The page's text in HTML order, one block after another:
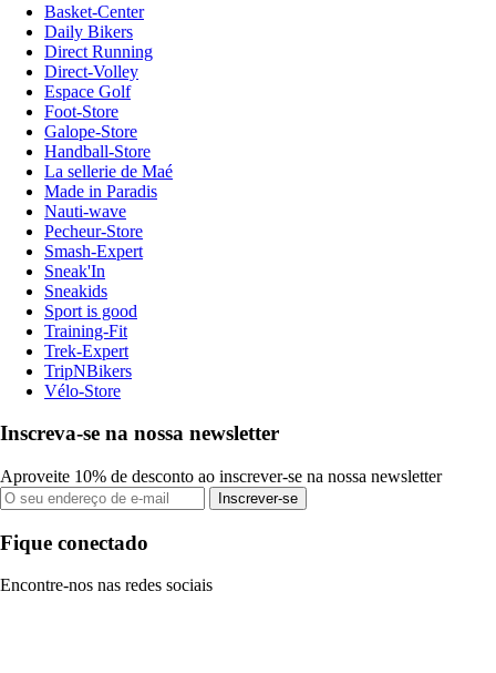
Basket-Center
Daily Bikers
Direct Running
Direct-Volley
Espace Golf
Foot-Store
Galope-Store
Handball-Store
La sellerie de Maé
Made in Paradis
Nauti-wave
Pecheur-Store
Smash-Expert
Sneak'In
Sneakids
Sport is good
Training-Fit
Trek-Expert
TripNBikers
Vélo-Store
Inscreva-se na nossa newsletter
Aproveite 10% de desconto ao inscrever-se na nossa newsletter
Inscrever-se
Fique conectado
Encontre-nos nas redes sociais